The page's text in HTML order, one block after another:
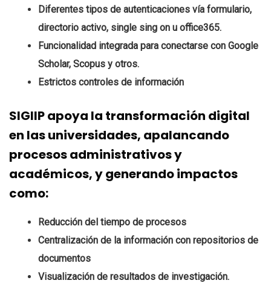
Diferentes tipos de autenticaciones vía formulario,
directorio activo, single sing on u office365.
Funcionalidad integrada para conectarse con Google
Scholar, Scopus y otros.
Estrictos controles de información
SIGIIP apoya la transformación digital
en las universidades, apalancando
procesos administrativos y
académicos, y generando impactos
como:
Reducción del tiempo de procesos
Centralización de la información con repositorios de
documentos
Visualización de resultados de investigación.